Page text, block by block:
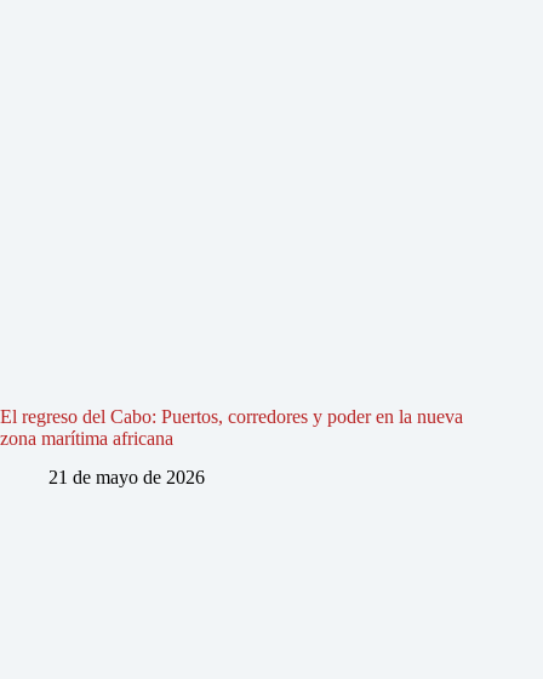
El regreso del Cabo: Puertos, corredores y poder en la nueva
zona marítima africana
21 de mayo de 2026